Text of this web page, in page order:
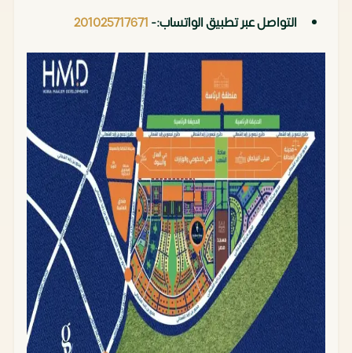
التواصل عبر تطبيق الواتساب:-201025717671